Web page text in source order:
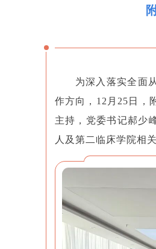
为深入落实全面
作方向，12月25日，
主持，党委书记郝少
人及第二临床学院相